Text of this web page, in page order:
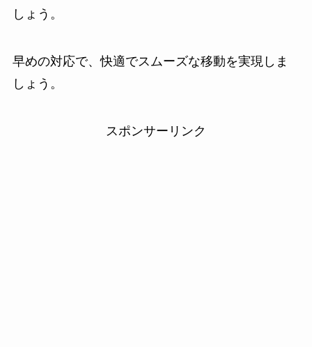
しょう。
早めの対応で、快適でスムーズな移動を実現しま
しょう。
スポンサーリンク